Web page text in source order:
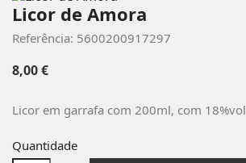
Licor de Amora
Referência: 5600200917297
8,00 €
Licor em garrafa com 200ml, com 18%vol
Quantidade